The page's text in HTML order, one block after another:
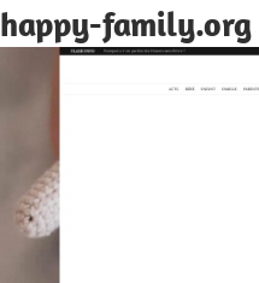
happy-family.org